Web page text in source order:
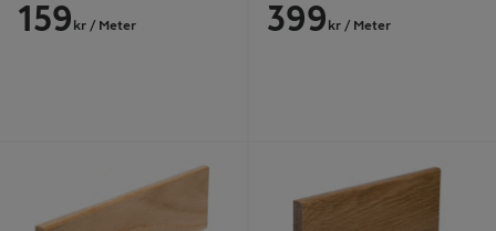
159 kr / Meter 399 kr / Meter